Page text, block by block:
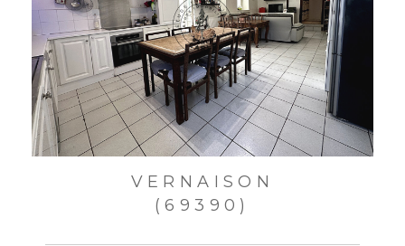
VERNAISON
(69390)